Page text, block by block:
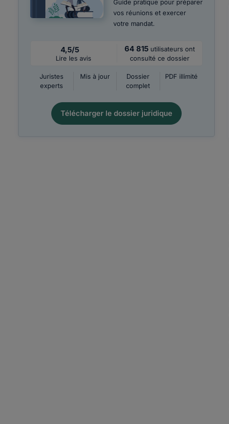
Guide pratique pour préparer
vos réunions et exercer
votre mandat.
4,5/5
Lire les avis
64 815 utilisateurs ont
consulté ce dossier
Juristes
experts
Mis à jour
Dossier
complet
PDF illimité
Télécharger le dossier juridique